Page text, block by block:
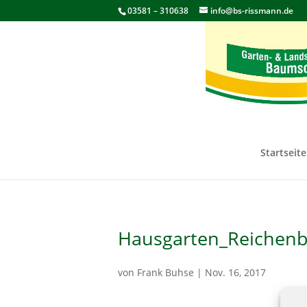
03581 – 310638 info@bs-rissmann.de
Startseite
von Frank Buhse | Nov. 16, 2017